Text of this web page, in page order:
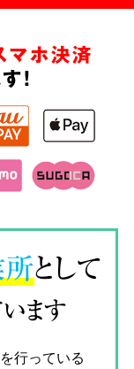
マホ決済
!
所として
ます
行っている